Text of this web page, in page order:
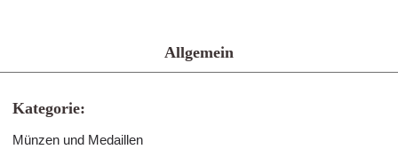
Allgemein
Kategorie:
Münzen und Medaillen